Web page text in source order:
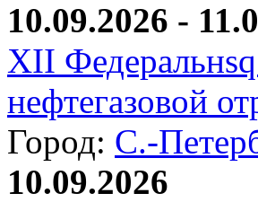
10.09.2026 -
XII
нефтегазовой
Город: С.-
10.09.2026